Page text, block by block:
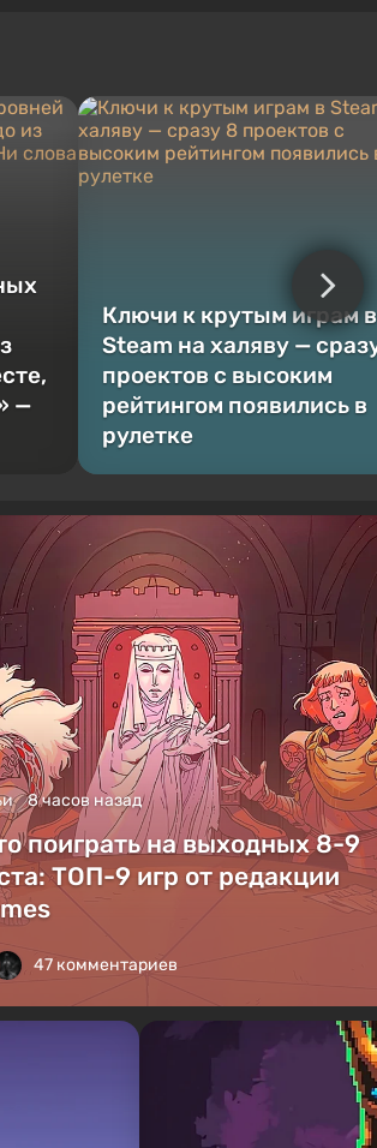
—
Ключи к крутым играм в
Steam на халяву —
проектов с высоким
рейтингом появились в
рулетке
8 часов назад
поиграть на выходных 8-9
ТОП-9 игр от редакции
47 комментариев